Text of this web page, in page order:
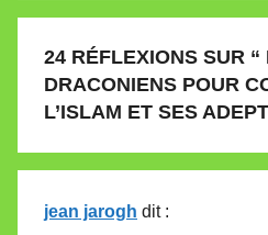
24 RÉFLEXIONS SUR “
DRACONIENS POUR
L’ISLAM ET SES
jean jarogh dit :